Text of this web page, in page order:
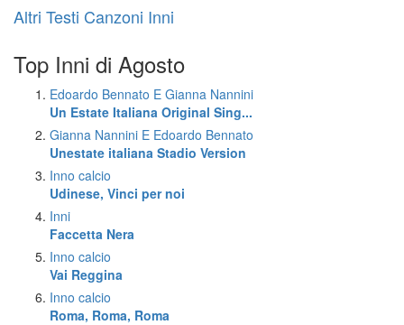
Altri Testi Canzoni Inni
Top Inni di Agosto
Edoardo Bennato E Gianna Nannini
Un Estate Italiana Original Sing...
Gianna Nannini E Edoardo Bennato
Unestate italiana Stadio Version
Inno calcio
Udinese, Vinci per noi
Inni
Faccetta Nera
Inno calcio
Vai Reggina
Inno calcio
Roma, Roma, Roma